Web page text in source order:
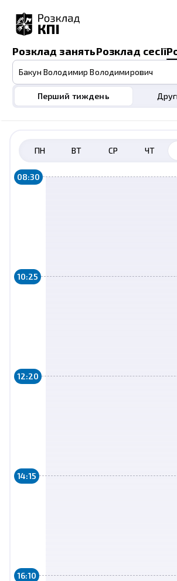
Розклад занятьРозклад сесії
Бакун Володимир Володимирович
Перший тиждень
ПН ВТ СР ЧТ
08:30
10:25
12:20
14:15
16:10